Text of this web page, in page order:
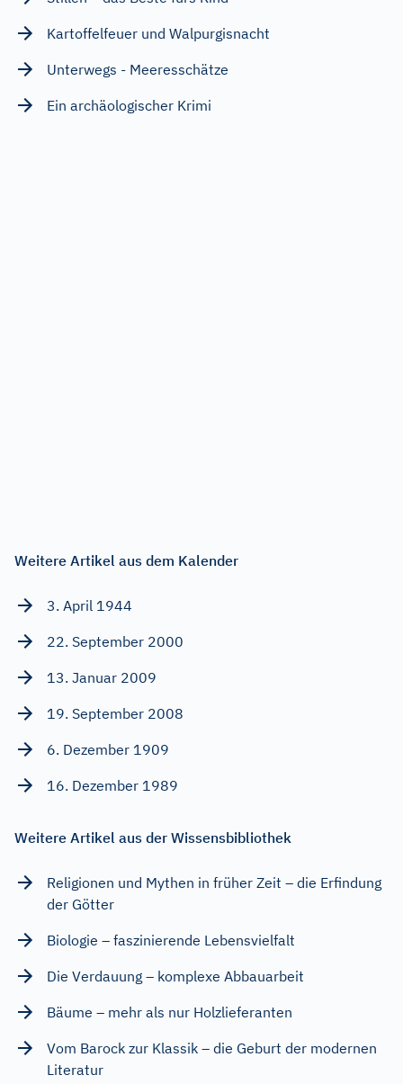
Kartoffelfeuer und Walpurgisnacht
Unterwegs - Meeresschätze
Ein archäologischer Krimi
Weitere Artikel aus dem Kalender
3. April 1944
22. September 2000
13. Januar 2009
19. September 2008
6. Dezember 1909
16. Dezember 1989
Weitere Artikel aus der Wissensbibliothek
Religionen und Mythen in früher Zeit – die Erfindung
der Götter
Biologie – faszinierende Lebensvielfalt
Die Verdauung – komplexe Abbauarbeit
Bäume – mehr als nur Holzlieferanten
Vom Barock zur Klassik – die Geburt der modernen
Literatur